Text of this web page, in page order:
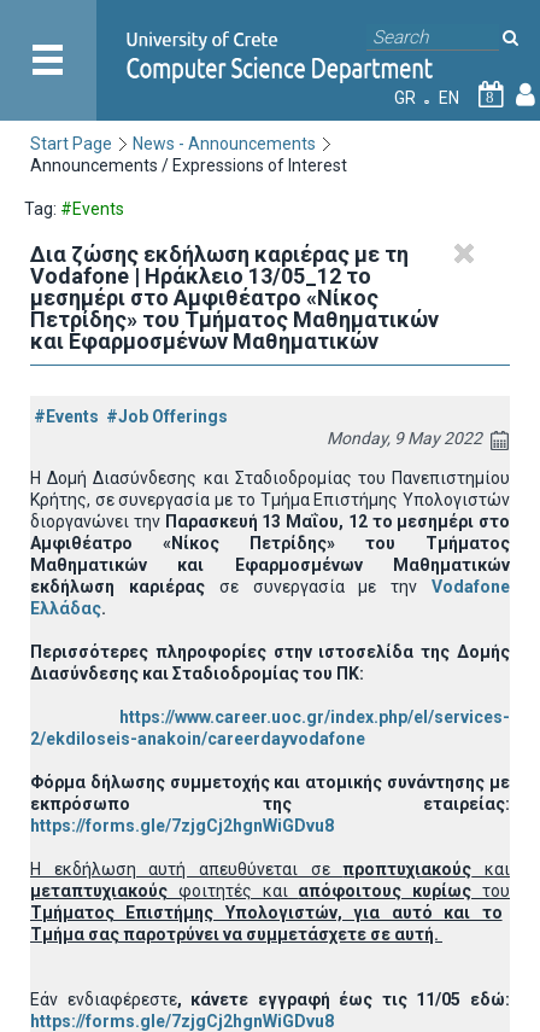
GR EN 8
Start Page
News - Announcements
Announcements / Expressions of Interest
Tag: #Events
Δια ζώσης εκδήλωση καριέρας με τη
Vodafone | Ηράκλειο 13/05_12 το
μεσημέρι στο Αμφιθέατρο «Νίκος
Πετρίδης» του Τμήματος Μαθηματικών
και Εφαρμοσμένων Μαθηματικών
#Events #Job Offerings
Monday, 9 May 2022
Η Δομή Διασύνδεσης και Σταδιοδρομίας του Πανεπιστημίου
Κρήτης, σε συνεργασία με το Τμήμα Επιστήμης Υπολογιστών
διοργανώνει την Παρασκευή 13 Μαΐου, 12 το μεσημέρι στο
Αμφιθέατρο «Νίκος Πετρίδης» του Τμήματος
Μαθηματικών και Εφαρμοσμένων Μαθηματικών
εκδήλωση καριέρας σε συνεργασία με τηνVodafone
Ελλάδας.
Περισσότερες πληροφορίες στην ιστοσελίδα της Δομής
Διασύνδεσης και Σταδιοδρομίας του ΠΚ:
https://www.career.uoc.gr/index.php/el/services-
2/ekdiloseis-anakoin/careerdayvodafone
Φόρμα δήλωσης συμμετοχής και ατομικής συνάντησης με
εκπρόσωπο της εταιρείας:
https://forms.gle/7zjgCj2hgnWiGDvu8
Η εκδήλωση αυτή απευθύνεται σεπροπτυχιακούς και
μεταπτυχιακούς φοιτητές και απόφοιτους κυρίωςτου
Τμήματος Επιστήμης Υπολογιστών, για αυτό και το
Τμήμα σας παροτρύνει να συμμετάσχετε σε αυτή.
Εάν ενδιαφέρεστε, κάνετε εγγραφή έως τις 11/05 εδώ:
https://forms.gle/7zjgCj2hgnWiGDvu8